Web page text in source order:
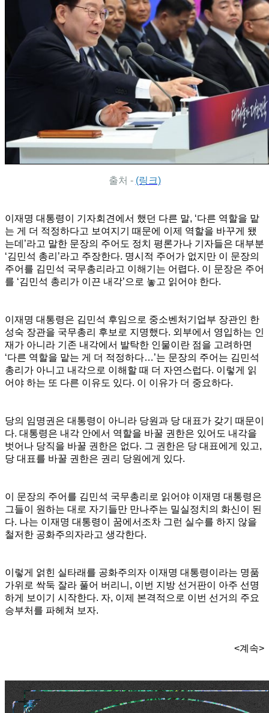
출처 - (링크)
이재명 대통령이 기자회견에서 했던 다른 말, ‘다른 역할을 맡
는 게 더 적정하다고 보여지기 때문에 이제 역할을 바꾸게 됐
는데’라고 말한 문장의 주어도 정치 평론가나 기자들은 대부분
‘김민석 총리’라고 주장한다. 명시적 주어가 없지만 이 문장의
주어를 김민석 국무총리라고 이해기는 어렵다. 이 문장은 주어
를 ‘김민석 총리가 이끈 내각’으로 놓고 읽어야 한다.
이재명 대통령은 김민석 후임으로 중소벤처기업부 장관인 한
성숙 장관을 국무총리 후보로 지명했다. 외부에서 영입하는 인
재가 아니라 기존 내각에서 발탁한 인물이란 점을 고려하면
‘다른 역할을 맡는 게 더 적정하다…’는 문장의 주어는 김민석
총리가 아니고 내각으로 이해할 때 더 자연스럽다. 이렇게 읽
어야 하는 또 다른 이유도 있다. 이 이유가 더 중요하다.
당의 임명권은 대통령이 아니라 당원과 당 대표가 갖기 때문이
다. 대통령은 내각 안에서 역할을 바꿀 권한은 있어도 내각을
벗어나 당직을 바꿀 권한은 없다. 그 권한은 당 대표에게 있고,
당 대표를 바꿀 권한은 권리 당원에게 있다.
이 문장의 주어를 김민석 국무총리로 읽어야 이재명 대통령은
그들이 원하는 대로 자기들만 만나주는 밀실정치의 화신이 된
다. 나는 이재명 대통령이 꿈에서조차 그런 실수를 하지 않을
철저한 공화주의자라고 생각한다.
이렇게 얽힌 실타래를 공화주의자 이재명 대통령이라는 명품
가위로 싹둑 잘라 풀어 버리니, 이번 지방 선거판이 아주 선명
하게 보이기 시작한다. 자, 이제 본격적으로 이번 선거의 주요
승부처를 파헤쳐 보자.
<계속>